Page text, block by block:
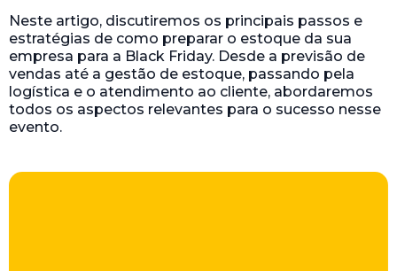
Neste artigo, discutiremos os principais passos e
estratégias de como preparar o estoque da sua
empresa para a Black Friday. Desde a previsão de
vendas até a gestão de estoque, passando pela
logística e o atendimento ao cliente, abordaremos
todos os aspectos relevantes para o sucesso nesse
evento.